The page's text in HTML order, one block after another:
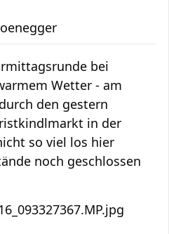
bei
Wetter - am
den gestern
in der
so viel los hier
noch geschlossen